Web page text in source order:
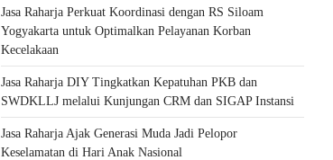
Jasa Raharja Perkuat Koordinasi dengan RS Siloam
Yogyakarta untuk Optimalkan Pelayanan Korban
Kecelakaan
Jasa Raharja DIY Tingkatkan Kepatuhan PKB dan
SWDKLLJ melalui Kunjungan CRM dan SIGAP Instansi
Jasa Raharja Ajak Generasi Muda Jadi Pelopor
Keselamatan di Hari Anak Nasional